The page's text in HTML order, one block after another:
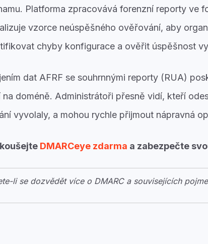
Platforma zpracovává forenzní reporty ve
vzorce neúspěšného ověřování, aby
chyby konfigurace a ověřit úspěšnost
dat AFRF se souhrnnými reporty (RUA)
na doméně. Administrátoři přesně vidí, kteří
vyvolaly, a mohou rychle přijmout nápravná
DMARCeye zdarma a zabezpečte
li se dozvědět více o DMARC a souvisejících